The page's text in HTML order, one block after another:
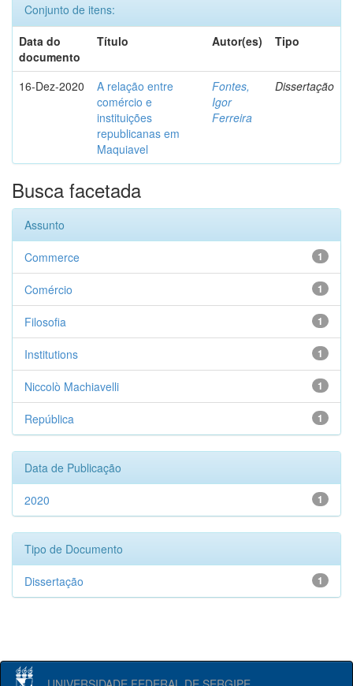
Conjunto de itens:
Data do
documento
Título Autor(es) Tipo
16-Dez-2020
A relação entre
comércio e
instituições
republicanas em
Maquiavel
Fontes,
Igor
Ferreira
Dissertação
Busca facetada
Assunto
1
Commerce
1
Comércio
1
Filosofia
1
Institutions
1
Niccolò Machiavelli
1
República
Data de Publicação
1
2020
Tipo de Documento
1
Dissertação